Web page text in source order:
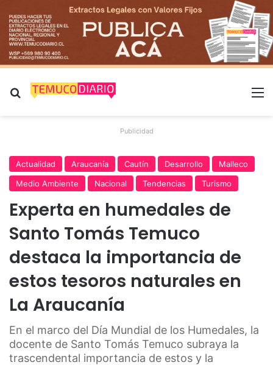
Buscar por
Publicidad
Actualidad Araucanía Cautín Desarrollo
Malleco
Medio Ambiente
Nacional Tendencias Turismo
Experta en humedales de
Santo Tomás Temuco
destaca la importancia de
estos tesoros naturales en
La Araucanía
En el marco del Día Mundial de los Humedales, la
docente de Santo Tomás Temuco subraya la
trascendental importancia de estos y la